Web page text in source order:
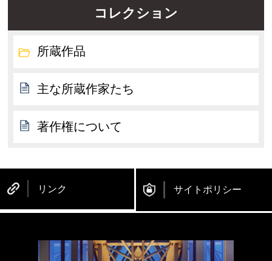
コレクション
所蔵作品
主な所蔵作家たち
著作権について
リンク サイトポリシー